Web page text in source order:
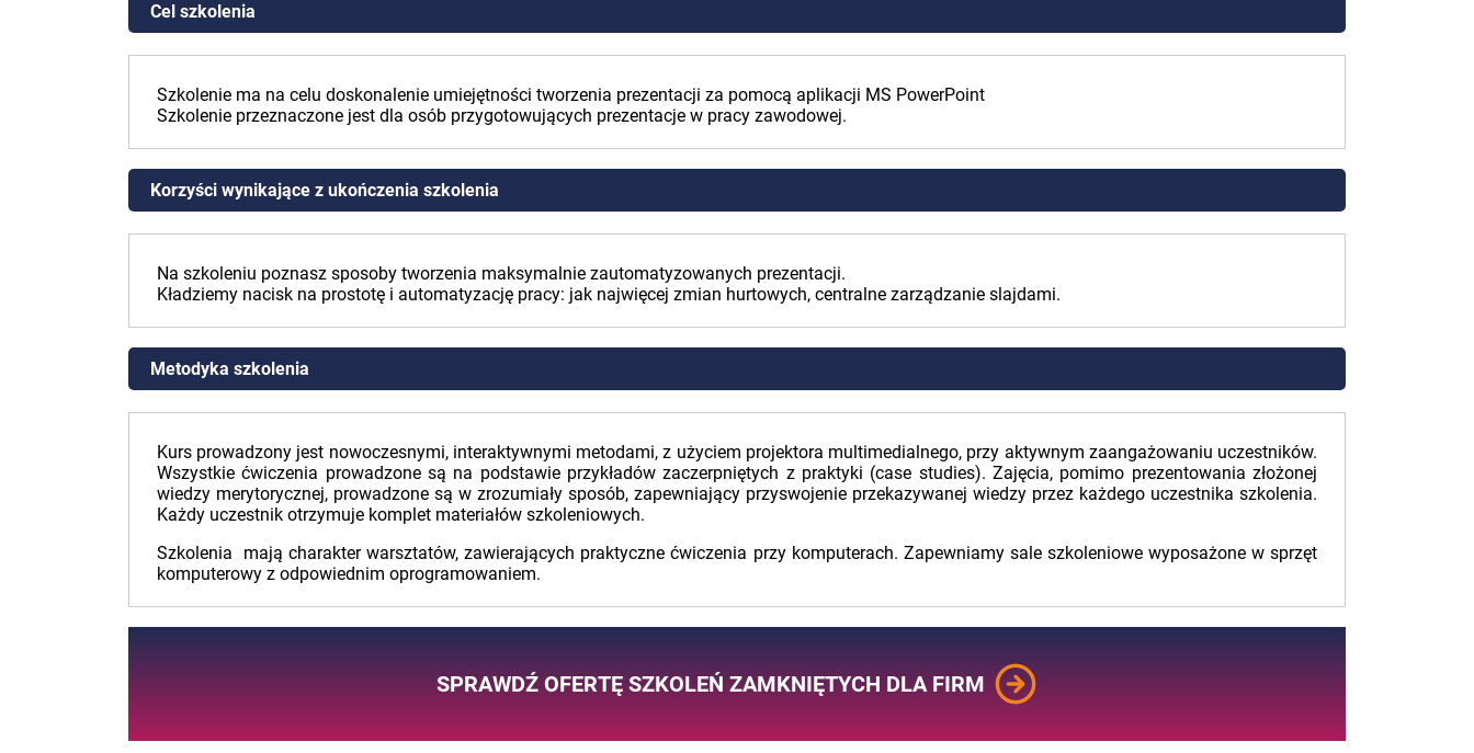
Cel szkolenia
Szkolenie ma na celu doskonalenie umiejętności tworzenia prezentacji za pomocą aplikacji MS PowerPoint
Szkolenie przeznaczone jest dla osób przygotowujących prezentacje w pracy zawodowej.
Korzyści wynikające z ukończenia szkolenia
Na szkoleniu poznasz sposoby tworzenia maksymalnie zautomatyzowanych prezentacji.
Kładziemy nacisk na prostotę i automatyzację pracy: jak najwięcej zmian hurtowych, centralne zarządzanie slajdami.
Metodyka szkolenia
Kurs prowadzony jest nowoczesnymi, interaktywnymi metodami, z użyciem projektora multimedialnego, przy aktywnym zaangażowaniu uczestników.
Wszystkie ćwiczenia prowadzone są na podstawie przykładów zaczerpniętych z praktyki (case studies). Zajęcia, pomimo prezentowania złożonej
wiedzy merytorycznej, prowadzone są w zrozumiały sposób, zapewniający przyswojenie przekazywanej wiedzy przez każdego uczestnika szkolenia.
Każdy uczestnik otrzymuje komplet materiałów szkoleniowych.
Szkolenia mają charakter warsztatów, zawierających praktyczne ćwiczenia przy komputerach. Zapewniamy sale szkoleniowe wyposażone w sprzęt
komputerowy z odpowiednim oprogramowaniem.
SPRAWDŹ OFERTĘ SZKOLEŃ ZAMKNIĘTYCH DLA FIRM